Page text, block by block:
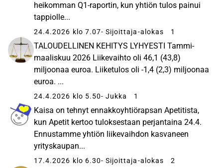
heikomman Q1-raportin, kun yhtiön tulos painui
tappiolle...
24.4.2026 klo 7.07- Sijoittaja-alokas 1
TALOUDELLINEN KEHITYS LYHYESTI Tammi-
maaliskuu 2026 Liikevaihto oli 46,1 (43,8)
miljoonaa euroa. Liiketulos oli -1,4 (2,3) miljoonaa
euroa. ...
24.4.2026 klo 5.50- Jukka 1
Kaisa on tehnyt ennakkoyhtiörapsan Apetitista,
kun Apetit kertoo tuloksestaan perjantaina 24.4.
Ennustamme yhtiön liikevaihdon kasvaneen
yrityskaupan...
17.4.2026 klo 6.30- Sijoittaja-alokas 2